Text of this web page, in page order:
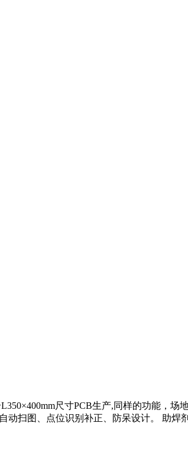
尺寸PCB生产,同样的功能，
扫图、点位识别补正、防呆设计。 助焊